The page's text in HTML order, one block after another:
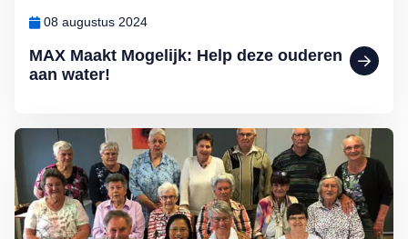
MAX Maakt Mogelijk: Help deze ouderen
aan water!
08 augustus 2024
Lees meer over MAX Maakt Mogelijk: Sjoelen is gezellig en